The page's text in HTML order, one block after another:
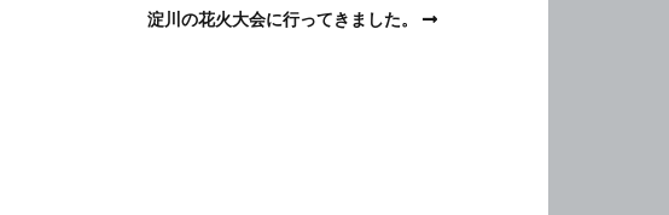
淀川の花火大会に行ってきました。